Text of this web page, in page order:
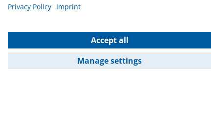
Gebärdensprache
Kontakt